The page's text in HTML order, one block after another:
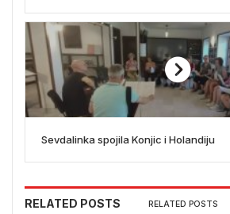
Sevdalinka spojila Konjic i Holandiju
RELATED POSTS RELATED POSTS